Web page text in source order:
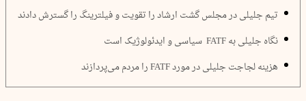
تیم جلیلی در مجلس گشت ارشاد را تقویت و فیلترینگ را گسترش دادند
نگاه جلیلی به FATF ‌ سیاسی و ایدئولوژیک است
هزینه لجاجت جلیلی در مورد FATF را مردم می‌پردازند